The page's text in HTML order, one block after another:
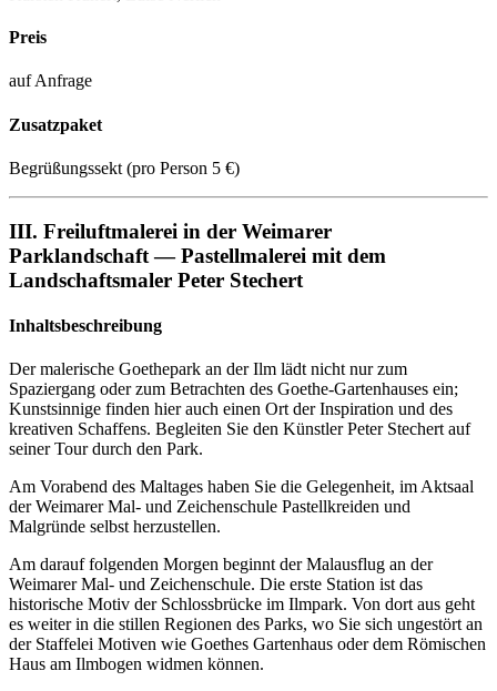
Preis
auf Anfrage
Zusatzpaket
Begrüßungssekt (pro Person 5 €)
III. Freiluftmalerei in der Weimarer
Parklandschaft — Pastellmalerei mit dem
Landschaftsmaler Peter Stechert
Inhaltsbeschreibung
Der malerische Goethepark an der Ilm lädt nicht nur zum
Spaziergang oder zum Betrachten des Goethe-Gartenhauses ein;
Kunstsinnige finden hier auch einen Ort der Inspiration und des
kreativen Schaffens. Begleiten Sie den Künstler Peter Stechert auf
seiner Tour durch den Park.
Am Vorabend des Maltages haben Sie die Gelegenheit, im Aktsaal
der Weimarer Mal- und Zeichenschule Pastellkreiden und
Malgründe selbst herzustellen.
Am darauf folgenden Morgen beginnt der Malausflug an der
Weimarer Mal- und Zeichenschule. Die erste Station ist das
historische Motiv der Schlossbrücke im Ilmpark. Von dort aus geht
es weiter in die stillen Regionen des Parks, wo Sie sich ungestört an
der Staffelei Motiven wie Goethes Gartenhaus oder dem Römischen
Haus am Ilmbogen widmen können.